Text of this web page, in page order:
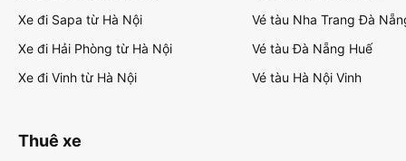
Xe đi Sapa từ Hà Nội
Xe đi Hải Phòng từ Hà Nội
Xe đi Vinh từ Hà Nội
Vé tàu Nha Trang Đà
Vé tàu Đà Nẵng Huế
Vé tàu Hà Nội Vinh
Thuê xe